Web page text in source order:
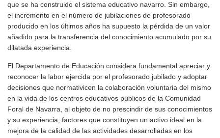
que se ha construido el sistema educativo navarro. Sin embargo,
el incremento en el número de jubilaciones de profesorado
producido en los últimos años ha supuesto la pérdida de un valor
añadido para la transferencia del conocimiento acumulado por su
dilatada experiencia.
El Departamento de Educación considera fundamental apreciar y
reconocer la labor ejercida por el profesorado jubilado y adoptar
decisiones que normativicen la colaboración voluntaria del mismo
en la vida de los centros educativos públicos de la Comunidad
Foral de Navarra, al objeto de no prescindir de sus conocimientos
y su experiencia, factores que constituyen un activo ideal en la
mejora de la calidad de las actividades desarrolladas en los